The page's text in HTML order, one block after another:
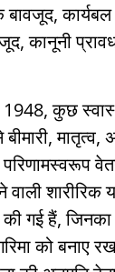
बावजूद,
कानूनी
कुछ
मातृत्व,
वाली
की गई हैं,
को